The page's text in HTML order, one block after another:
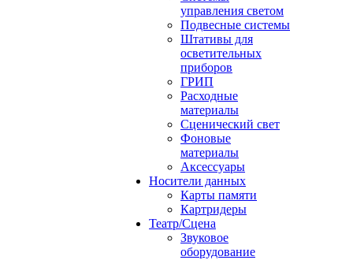
управления светом
Подвесные системы
Штативы для
осветительных
приборов
ГРИП
Расходные
материалы
Сценический свет
Фоновые
материалы
Аксессуары
Носители данных
Карты памяти
Картридеры
Театр/Сцена
Звуковое
оборудование